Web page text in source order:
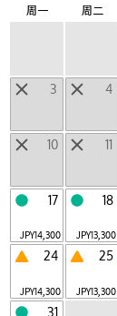
周一 周二
3 4
10 11
17
JPY14,300
18
JPY13,300
24
JPY14,300
25
JPY13,300
31
北海道 | 东北